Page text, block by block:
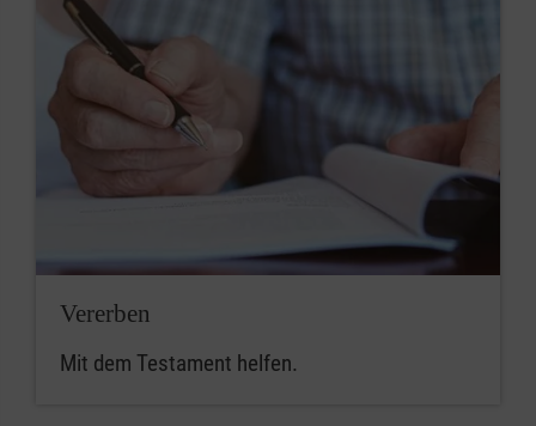
Vererben
Mit dem Testament helfen.